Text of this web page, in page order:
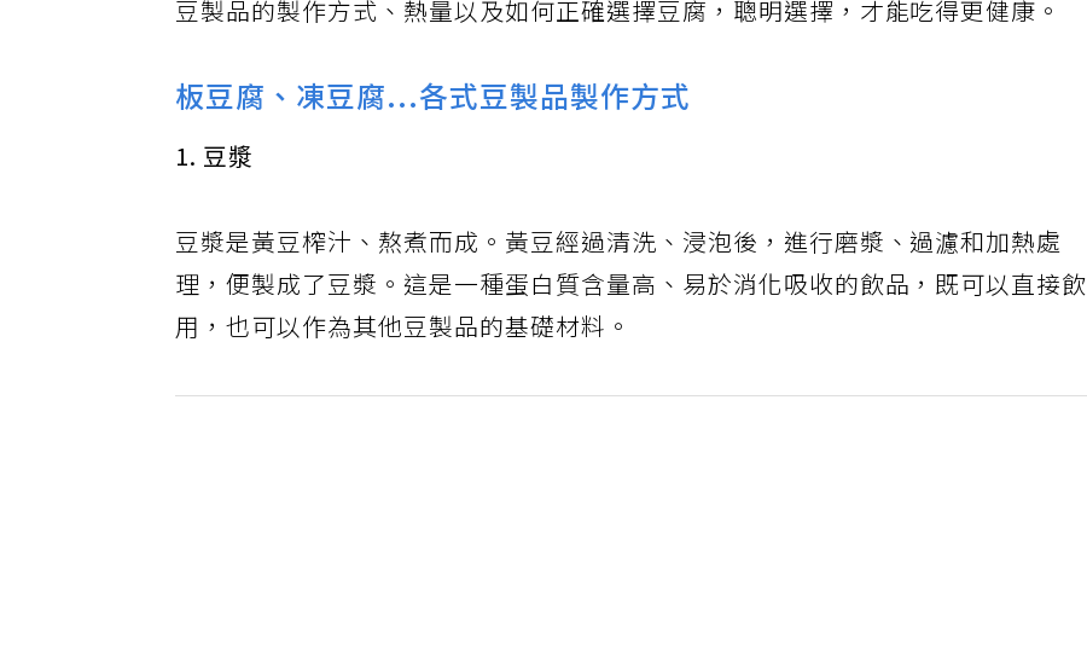
豆製品的製作方式、熱量以及如何正確選擇豆腐，聰明選擇，才能吃得更健康。
板豆腐、凍豆腐...各式豆製品製作方式
1. 豆漿
豆漿是黃豆榨汁、熬煮而成。黃豆經過清洗、浸泡後，進行磨漿、過濾和加熱處
理，便製成了豆漿。這是一種蛋白質含量高、易於消化吸收的飲品，既可以直接飲
用，也可以作為其他豆製品的基礎材料。